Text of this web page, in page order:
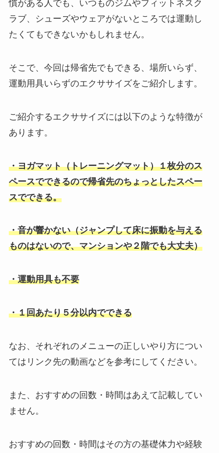
慣がある人でも、いつものジムやフィットネスク
ラブ、シューズやウェアがないところでは運動し
たくてもできないかもしれません。
そこで、今回は帰省先でもできる、場所いらず、
運動用具いらずのエクササイズをご紹介します。
ご紹介するエクササイズには以下のような特徴が
あります。
・ヨガマット（トレーニングマット）１枚分のス
ペースでできるので帰省先のちょっとしたスペー
スでできる。
・音が響かない（ジャンプして床に振動を与える
ものはないので、マンションや２階でも大丈夫）
・運動用具も不要
・１回あたり５分以内でできる
なお、それぞれのメニューの正しいやり方につい
てはリンク先の動画などを参考にしてください。
また、おすすめの回数・時間はあえて記載してい
ません。
おすすめの回数・時間はその方の基礎体力や経験